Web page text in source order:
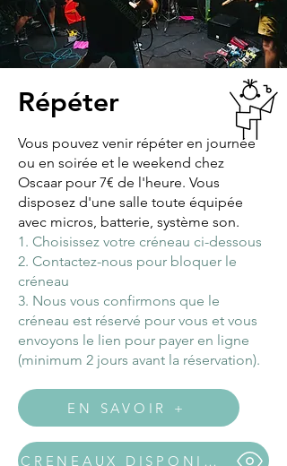
Répéter
Vous pouvez venir répéter en journée
ou en soirée et le weekend chez
Oscaar pour 7€ de l'heure. Vous
disposez d'une salle toute équipée
avec micros, batterie, système son.
1. Choisissez votre créneau ci-dessous
2. Contactez-nous pour bloquer le
créneau
3. Nous vous confirmons que le
créneau est réservé pour vous et vous
envoyons le lien pour payer en ligne
(minimum 2 jours avant la réservation).
EN SAVOIR +
CRENEAUX DISPONIBLES